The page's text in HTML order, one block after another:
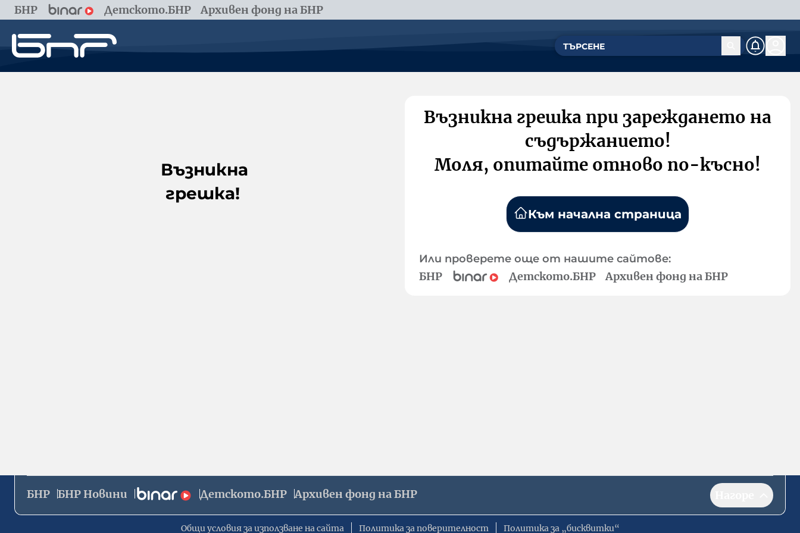
БНР Детското.БНР Архивен фонд на БНР
Възникна
грешка!
Възникна грешка при зареждането на
съдържанието!
Моля, опитайте отново по-късно!
Към начална страница
Или проверете още от нашите сайтове:
БНР Детското.БНР Архивен фонд на БНР
БНР БНР Новини Детското.БНР Архивен фонд на БНР
Общи условия за използване на сайта Политика за поверителност Политика за „бисквитки“